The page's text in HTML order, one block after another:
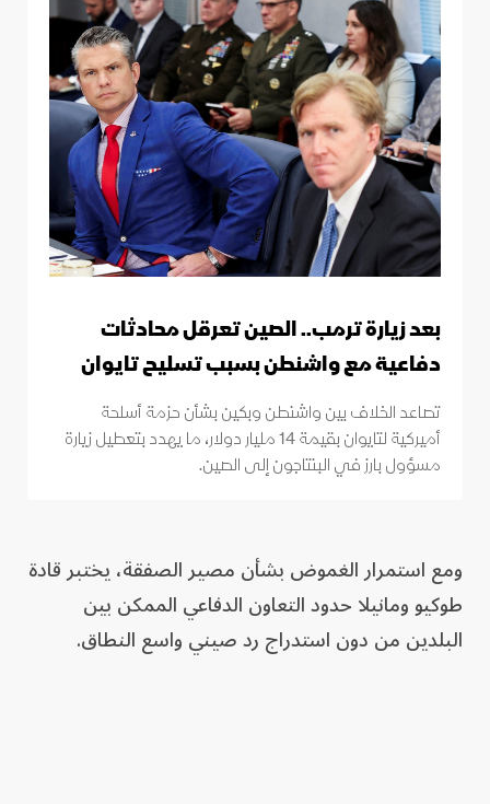
بعد زيارة ترمب.. الصين تعرقل محادثات
دفاعية مع واشنطن بسبب تسليح تايوان
تصاعد الخلاف بين واشنطن وبكين بشأن حزمة أسلحة
أميركية لتايوان بقيمة 14 مليار دولار، ما يهدد بتعطيل زيارة
مسؤول بارز في البنتاجون إلى الصين.
ومع استمرار الغموض بشأن مصير الصفقة، يختبر قادة
طوكيو ومانيلا حدود التعاون الدفاعي الممكن بين
البلدين من دون استدراج رد صيني واسع النطاق.